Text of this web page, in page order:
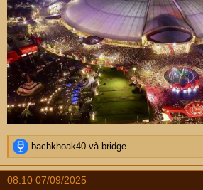
R
e
a
c
bachkhoak40 và bridge
08:10 07/09/2025